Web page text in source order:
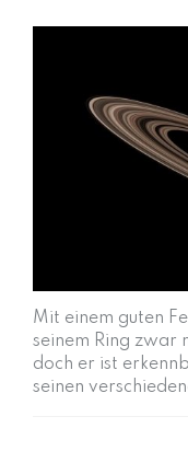
Mit einem guten
seinem Ring zwar
doch er ist
seinen